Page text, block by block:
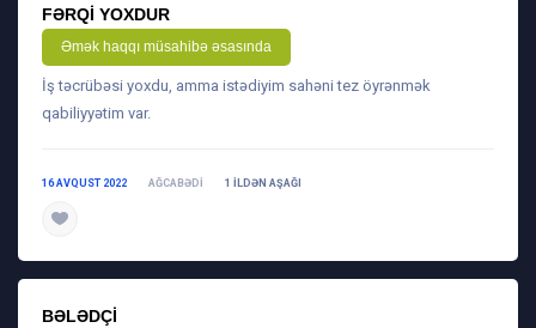
FƏRQI YOXDUR
Əmək haqqı müsahibə əsasında
İş təcrübəsi yoxdu, amma istədiyim sahəni tez öyrənmək
qabiliyyətim var.
16 AVQUST 2022 AĞCABƏDI 1 ILDƏN AŞAĞI
BƏLƏDÇI